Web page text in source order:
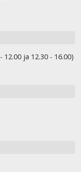
12.00 ja 12.30 - 16.00)